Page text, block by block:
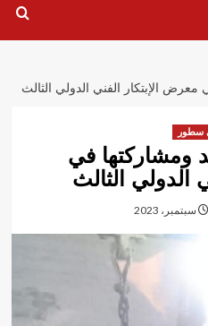
الإبتكار الفني الدولي الثالث
سطور
ومشاركتها في
الدولي الثالث